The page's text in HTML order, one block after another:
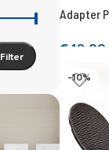
Filter
Adapter
€19,00
-10%